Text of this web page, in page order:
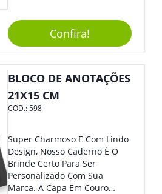
Estojo Emborrachado. Demais,
Não É?!
Confira!
BLOCO DE ANOTAÇÕES
21X15 CM
COD.:598
Super Charmoso E Com Lindo
Design, Nosso Caderno É O
Brinde Certo Para Ser
Personalizado Com Sua
Marca. A Capa Em Couro